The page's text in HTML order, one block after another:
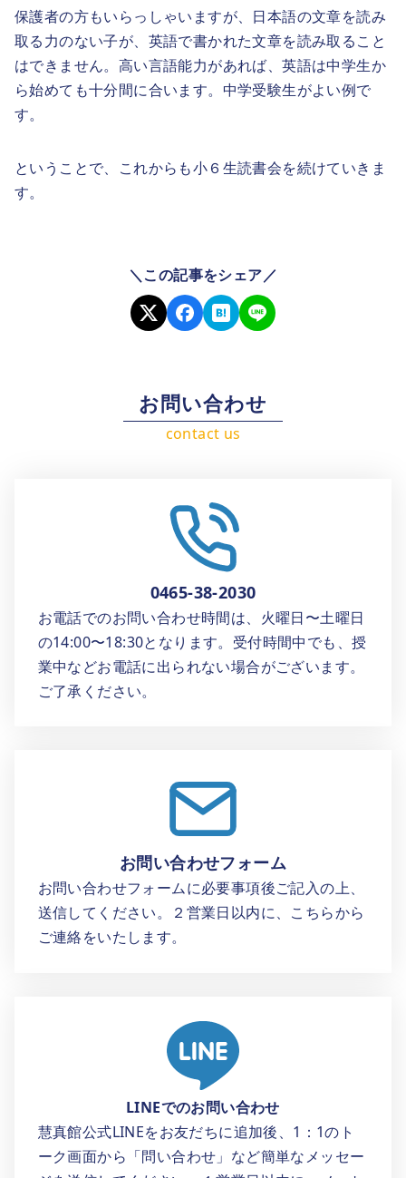
保護者の方もいらっしゃいますが、日本語の文章を読み
取る力のない子が、英語で書かれた文章を読み取ること
はできません。高い言語能力があれば、英語は中学生か
ら始めても十分間に合います。中学受験生がよい例で
す。
ということで、これからも小６生読書会を続けていきま
す。
＼この記事をシェア／
お問い合わせ
0465-38-2030
お電話でのお問い合わせ時間は、火曜日〜土曜日
の14:00〜18:30となります。受付時間中でも、授
業中などお電話に出られない場合がございます。
ご了承ください。
お問い合わせフォーム
お問い合わせフォームに必要事項後ご記入の上、
送信してください。２営業日以内に、こちらから
ご連絡をいたします。
LINEでのお問い合わせ
慧真館公式LINEをお友だちに追加後、1：1のト
ーク画面から「問い合わせ」など簡単なメッセー